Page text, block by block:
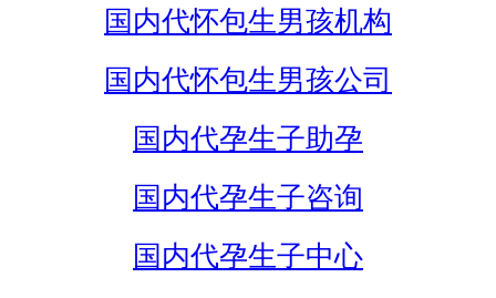
国内代怀包生男孩机构
国内代怀包生男孩公司
国内代孕生子助孕
国内代孕生子咨询
国内代孕生子中心